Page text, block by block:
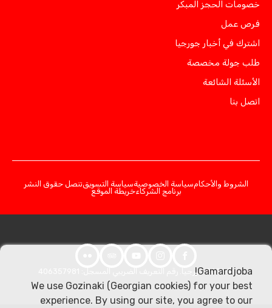
خصومات الحجز المبكر
فرص عمل
اشترك في أخبار جورجيا
طلب جولة مخصصة
الأسئلة الشائعة
اتصل بنا
الشروط والأحكامسياسة الخصوصيةسياسة التسويقتنصل حقوق النشر
برنامج الشركاءخريطة الموقع
© 2026 جورجيا. رقم التعريف الضريبي المسجل: 406357981
Gamardjoba!
We use Gozinaki (Georgian cookies) for your best
experience. By using our site, you agree to our